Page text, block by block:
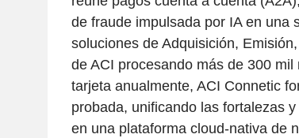
de fraude impulsada por IA en una
soluciones de Adquisición,
de ACI procesando más de 300
tarjeta anualmente, ACI Connetic
probada, unificando las fortalezas
en una plataforma cloud-nativa de